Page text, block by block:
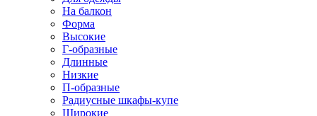
На балкон
Форма
Высокие
Г-образные
Длинные
Низкие
П-образные
Радиусные шкафы-купе
Широкие